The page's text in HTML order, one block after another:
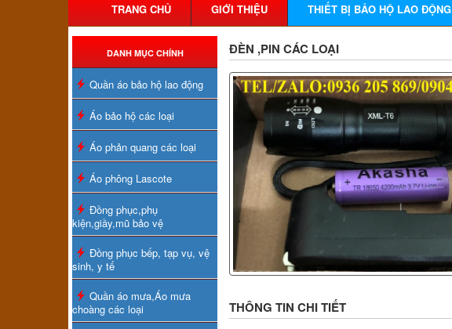
TRANG CHỦ GIỚI THIỆU THIẾT BỊ BẢO HỘ LAO ĐỘNG
DANH MỤC CHÍNH
Quần áo bảo hộ lao động
Áo bảo hộ các loại
Áo phản quang các loại
Áo phông Lascote
Đồng phục,phụ
kiện,giầy,mũ bảo vệ
Đồng phục bếp, tạp vụ, vệ
sinh, y tế
Quần áo mưa,Áo mưa
choàng các loại
ĐÈN ,PIN CÁC LOẠI
THÔNG TIN CHI TIẾT